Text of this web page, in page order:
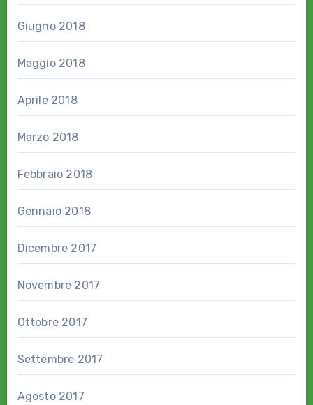
Giugno 2018
Maggio 2018
Aprile 2018
Marzo 2018
Febbraio 2018
Gennaio 2018
Dicembre 2017
Novembre 2017
Ottobre 2017
Settembre 2017
Agosto 2017